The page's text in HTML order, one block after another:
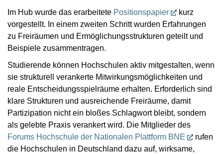
Im Hub wurde das erarbeitete Positionspapier
kurz
vorgestellt. In einem zweiten Schritt wurden Erfahrungen
zu Freiräumen und Ermöglichungsstrukturen geteilt und
Beispiele zusammentragen.
Studierende können Hochschulen aktiv mitgestalten, wenn
sie strukturell verankerte Mitwirkungsmöglichkeiten und
reale Entscheidungsspielräume erhalten. Erforderlich sind
klare Strukturen und ausreichende Freiräume, damit
Partizipation nicht ein bloßes Schlagwort bleibt, sondern
als gelebte Praxis verankert wird. Die Mitglieder des
Forums Hochschule der Nationalen Plattform BNE
rufen
die Hochschulen in Deutschland dazu auf, wirksame,